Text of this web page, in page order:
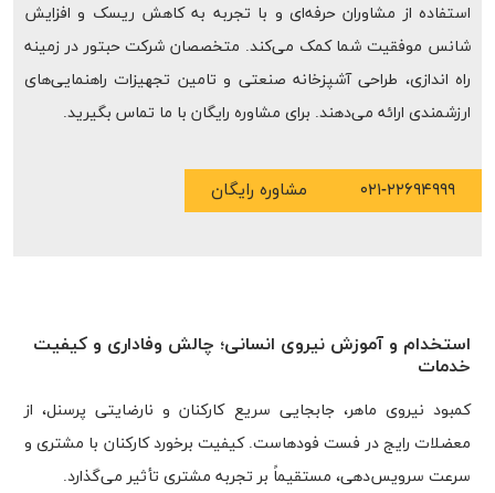
استفاده از مشاوران حرفه‌ای و با تجربه به کاهش ریسک و افزایش
شانس موفقیت شما کمک می‌کند. متخصصان شرکت حبتور در زمینه
راه اندازی، طراحی آشپزخانه صنعتی و تامین تجهیزات راهنمایی‌های
ارزشمندی ارائه می‌دهند. برای مشاوره رایگان با ما تماس بگیرید.
۰۲۱-۲۲۶۹۴۹۹۹ مشاوره رایگان
استخدام و آموزش نیروی انسانی؛ چالش وفاداری و کیفیت
خدمات
کمبود نیروی ماهر، جابجایی سریع کارکنان و نارضایتی پرسنل، از
معضلات رایج در فست فودهاست. کیفیت برخورد کارکنان با مشتری و
سرعت سرویس‌دهی، مستقیماً بر تجربه مشتری تأثیر می‌گذارد.